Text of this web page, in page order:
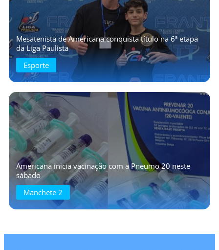
Mesatenista de Americana conquista título na 6ª etapa
da Liga Paulista
Esporte
Americana inicia vacinação com a Pneumo 20 neste
sábado
Manchete 2